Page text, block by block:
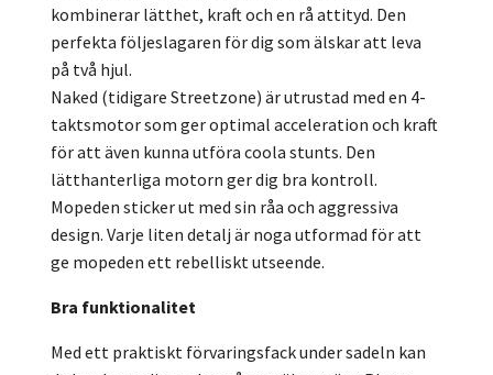
kombinerar lätthet, kraft och en rå attityd. Den
perfekta följeslagaren för dig som älskar att leva
på två hjul.
Naked (tidigare Streetzone) är utrustad med en 4-
taktsmotor som ger optimal acceleration och kraft
för att även kunna utföra coola stunts. Den
lätthanterliga motorn ger dig bra kontroll.
Mopeden sticker ut med sin råa och aggressiva
design. Varje liten detalj är noga utformad för att
ge mopeden ett rebelliskt utseende.
Bra funktionalitet
Med ett praktiskt förvaringsfack under sadeln kan